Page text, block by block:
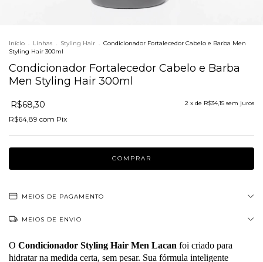
Início . Linhas . Styling Hair . Condicionador Fortalecedor Cabelo e Barba Men
Styling Hair 300ml
Condicionador Fortalecedor Cabelo e Barba
Men Styling Hair 300ml
R$68,30
R$64,89 com Pix
2 x de R$34,15 sem juros
MEIOS DE PAGAMENTO
MEIOS DE ENVIO
O Condicionador Styling Hair Men Lacan foi criado para
hidratar na medida certa, sem pesar. Sua fórmula inteligente